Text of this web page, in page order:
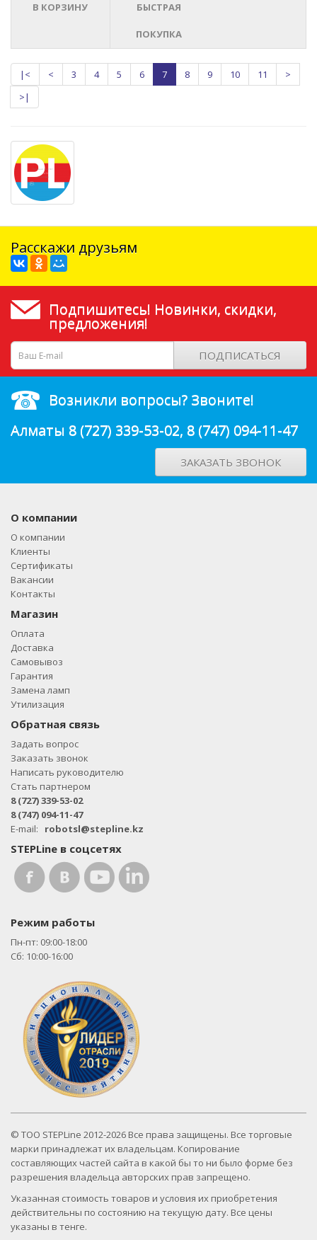
В КОРЗИНУ БЫСТРАЯ
ПОКУПКА
|< < 3 4 5 6 7 8 9 10 11
>
>|
Расскажи друзьям
Подпишитесь! Новинки, скидки,
предложения!
ПОДПИСАТЬСЯ
Возникли вопросы? Звоните!
Алматы 8 (727) 339-53-02, 8 (747) 094-11-47
ЗАКАЗАТЬ ЗВОНОК
О компании
О компании
Клиенты
Сертификаты
Вакансии
Контакты
Магазин
Оплата
Доставка
Самовывоз
Гарантия
Замена ламп
Утилизация
Обратная связь
Задать вопрос
Заказать звонок
Написать руководителю
Стать партнером
8 (727) 339-53-02
8 (747) 094-11-47
E-mail: robotsl@stepline.kz
STEPLine в соцсетях
Режим работы
Пн-пт: 09:00-18:00
Сб: 10:00-16:00
© ТОО STEPLine 2012-2026 Все права защищены. Все торговые
марки принадлежат их владельцам. Копирование
составляющих частей сайта в какой бы то ни было форме без
разрешения владельца авторских прав запрещено.
Указанная стоимость товаров и условия их приобретения
действительны по состоянию на текущую дату. Все цены
указаны в тенге.